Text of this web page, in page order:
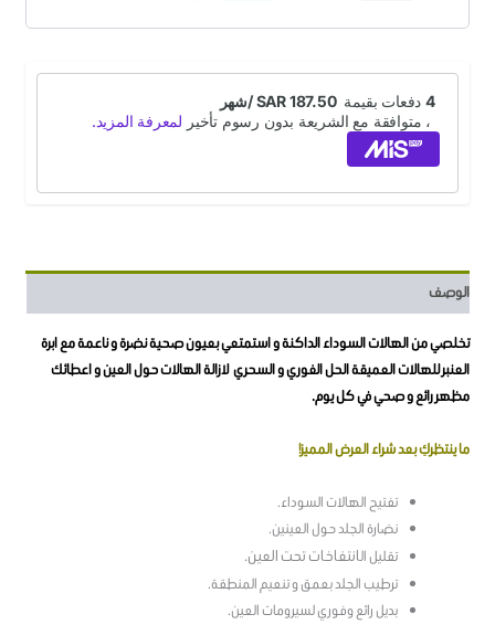
الوصف
تخلصي من الهالات السوداء الداكنة و استمتعي بعيون صحية نضرة و ناعمة مع ابرة
العنبر للهالات العميقة الحل الفوري و السحري لازالة الهالات حول العين و اعطائك
مظهر رائع و صحي في كل يوم.
ما ينتظركِ بعد شراء العرض المميز!
تفتيح الهالات السوداء.
نضارة الجلد حول العينين.
تقليل الانتفاخات تحت العين.
ترطيب الجلد بعمق و تنعيم المنطقة.
بديل رائع وفوري لسيرومات العين.